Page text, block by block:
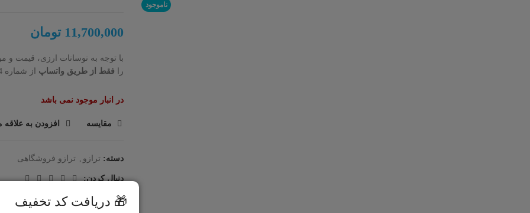
ناموجود
11,700,000 تومان
با توجه به نوسانات ارزی، قیمت
را فقط از طریق واتساپ از شماره 09102061194 استعلام بفرمایید
در انبار موجود نمی باشد
مقایسه افزودن به علاقه
دسته: ترازو , ترازو فروشگاهی
دنبال کردن:
🎁 دریافت کد تخفیف